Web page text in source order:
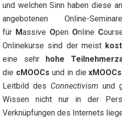
und welchen Sinn haben diese
angebotenen Online-
für Massive Open Online C
Onlinekurse sind der meist
eine sehr hohe
die cMOOCs und in diexMOOCs
Leitbild des Connectivism und
Wissen nicht nur in der
Verknüpfungen des Internets